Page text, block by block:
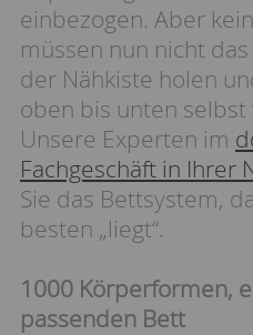
einbezogen. Aber
müssen nun nicht
der Nähkiste holen
oben bis unten selbst
Unsere Experten im
Fachgeschäft in Ihrer
Sie das Bettsystem,
besten „liegt“.
1000 Körperformen,
passenden Bett